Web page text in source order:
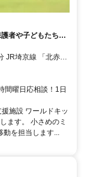
者や子どもたちか
お仕事です。
間曜日応相談！1日
施設 ワールドキッ
ます。 小さめのミ
を担当します...